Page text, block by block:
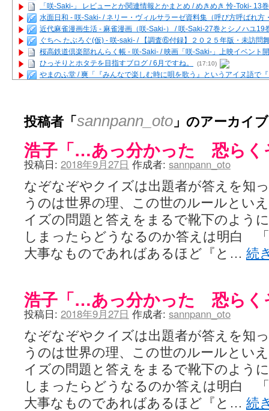
「咲-Saki-」 レビューとか関連情報とかまとめ / めきめき 怜-Toki- 13
水面日和 - 咲-Saki- / ネリー・ヴィルサラーゼ資料集（呼び方呼ばれ方
近代麻雀漫画生活 - 麻雀漫画（咲-Saki-） / 咲-Saki-27巻とシノハユ
ぐちへ たぶろぐ(仮) - 咲-saki- / 【調査⑥付録】２０２５年版・未訪問
桜高鉄道倶楽部れんらく帳 - 咲-Saki- / 映画「咲-Saki-」上映イベント
ひっそりとホタテを目指すブログ / 6月ですね。
(17:10)
やまのふ堂 / 爽「『みんなで楽しむ時に唄を歌う』というアイヌ語で
咲クラ女子 - 咲-Saki- / 姫松の上重漫ちゃんと演じている伊達朱里紗さ
咲スファクション☆タウン - 咲-Saki- / 雀魂咲コラボ！ ガチャ＆キャ
咲ミダレ - 咲-saki- / MJ第14回咲CUP 咲なま他
(11:53)
はやりの如く☆ - 咲-saki- / 悪いこと【SS】 (06:42)
麻雀雑記あれこれ - 咲 -Saki- / 咲-Saki-キャラが台湾麻雀を打ったらど
あっちが変 / あっちが変 (08:31)
BBKN BLOG / トップページ（サイトマップ） (15:00)
あにてつ！ / 千里山に行ってきました（2017年09月）
さくやこのはな - 咲 -saki- / 末の千里のために(咲さんが和ちゃんを招
凡人の私 / ステルス坂こと咲-Saki-5巻表紙の舞台を発見しました
嶺上開花自摸 / Last day of Summer session 1
おもちもちもち - 咲-Saki- / ５・８小林先生の日記更新について考え
咲-Saki-ブログ！～麻雀下手でも咲が好き～ / ブログ名変更のお知らせ
嶺上航路 / ドラフト前日なので中日ドラゴンズのドラフト指名を予想
音を奏でて花が咲く - 咲-Saki- / 浩子「…あっ分かった 恐らくそうい
from A to K / [咲-saki-][麻雀ゲーム]【ゲーム】セガのMJシリーズで2年
紺フェス - 咲-Saki- / 【越谷SS】とろけそうな日
(15:31)
ユズポニッキ - 咲-Saki- / ☆ #咲実写 ☆告知☆オンライン上映会☆ 阿
ああ、あの牌？ - 咲-Saki- / シノハユ菰沢中関連(江津・大田)の登場舞
宮守大好き帳 / 告知 (13:04)
麻雀アニメ＆麻雀ゲームあれこれ / 厄介な相手だよ！ あんたは……
ばるのまーじゃん日和 - 咲-saki- / クリスマス！！そして…
(10:28)
投稿者「sannpann_oto 」のアーカイブ
浩子「…あっ分かった 恐らく
投稿日: 2018年9月27日 作成者: sannpann_oto
なぞなぞやクイズは出題者が答えを知
うのは世界の理、この世のルールとい
イズの問題と答えをまるで靴下のよう
しまったらどうなるのか答えは明白
大事なものであればあるほど『と… 続
浩子「…あっ分かった 恐らく
投稿日: 2018年9月27日 作成者: sannpann_oto
なぞなぞやクイズは出題者が答えを知
うのは世界の理、この世のルールとい
イズの問題と答えをまるで靴下のよう
しまったらどうなるのか答えは明白
大事なものであればあるほど『と… 続